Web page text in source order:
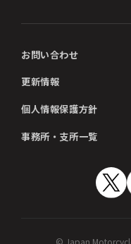
お問い合わせ
更新情報
個人情報保護方針
事務所・支所一覧